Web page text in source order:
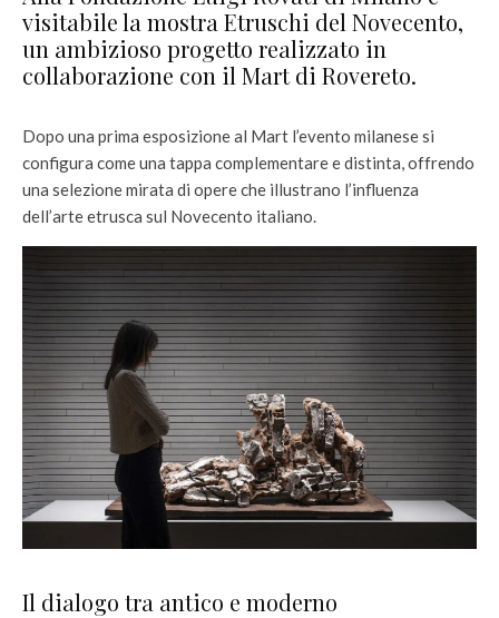
visitabile la mostra Etruschi del Novecento,
un ambizioso progetto realizzato in
collaborazione con il Mart di Rovereto.
Dopo una prima esposizione al Mart l’evento milanese si
configura come una tappa complementare e distinta, offrendo
una selezione mirata di opere che illustrano l’influenza
dell’arte etrusca sul Novecento italiano.
Il dialogo tra antico e moderno